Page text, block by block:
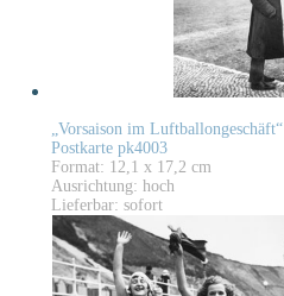
„Vorsaison im Luftballongeschäft“
Postkarte pk4003
Format: 12,1 x 17,2 cm
Ausrichtung: hoch
Lieferbar: sofort